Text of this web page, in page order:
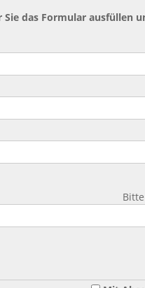
Sie das Formular ausfüllen